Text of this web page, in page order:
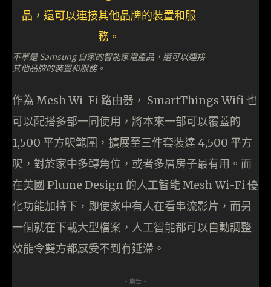
不單是 Samsung 自家的智能家電產品，還可以連接
其他品牌的裝置和服務。
作為 Mesh Wi-Fi 路由器， SmartThings Wifi 也
可以配搭多部一同使用，將本來一部可以覆蓋的
1,500 平方呎範圍，擴展至三件套裝達 4,500 平方
呎，對於家中多轉角位，或者多層房子最有用。而
在美國 Plume Design 的人工智能 Mesh Wi-Fi 優
化功能加持下，即使家中有人在看串流影片，而另
一個就在下載大型檔案，人工智能都可以自動調整
效能令雙方都感受不到有延滯。
- 廣告 -